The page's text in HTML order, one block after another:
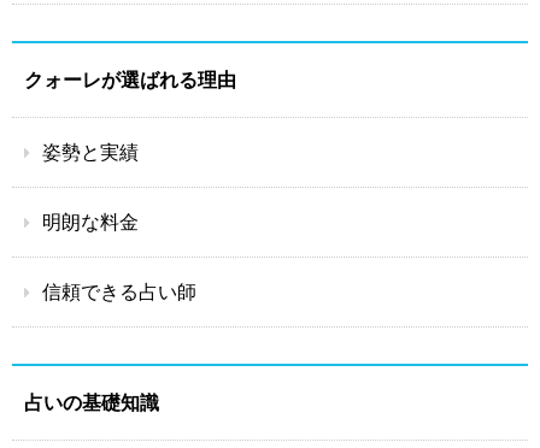
クォーレが選ばれる理由
姿勢と実績
明朗な料金
信頼できる占い師
占いの基礎知識